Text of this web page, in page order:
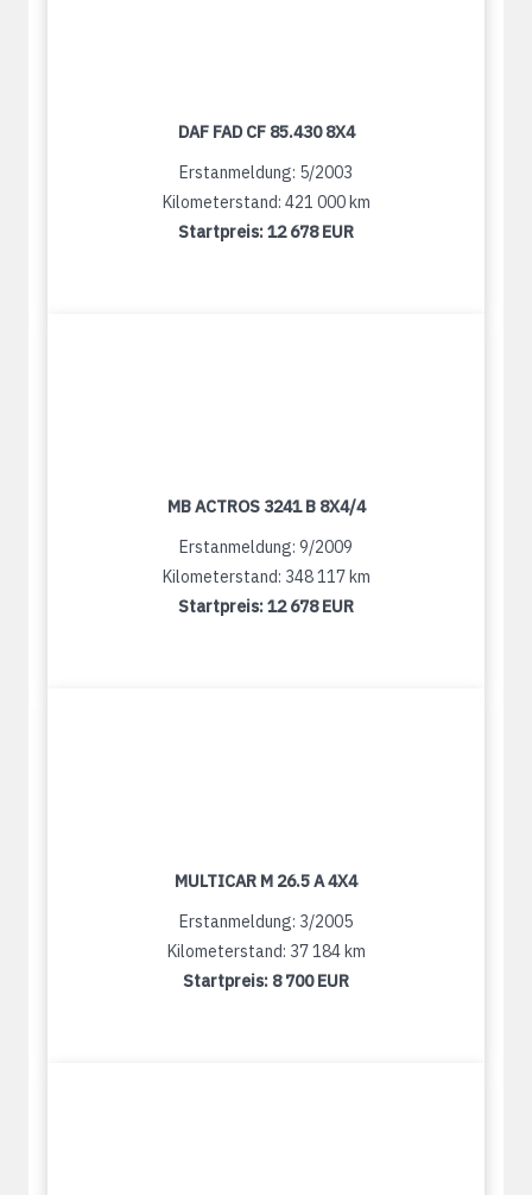
DAF FAD CF 85.430 8X4
Erstanmeldung: 5/2003
Kilometerstand: 421 000 km
Startpreis:12 678 EUR
MB ACTROS 3241 B 8X4/4
Erstanmeldung: 9/2009
Kilometerstand: 348 117 km
Startpreis:12 678 EUR
MULTICAR M 26.5 A 4X4
Erstanmeldung: 3/2005
Kilometerstand: 37 184 km
Startpreis: 8 700 EUR